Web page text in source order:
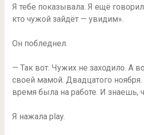
Я тебе показывала. Я ещё
кто чужой зайдёт — увидим».
Он побледнел.
— Так вот. Чужих не заходило. А
своей мамой. Двадцатого ноября.
время была на работе. И знаешь,
Я нажала play.